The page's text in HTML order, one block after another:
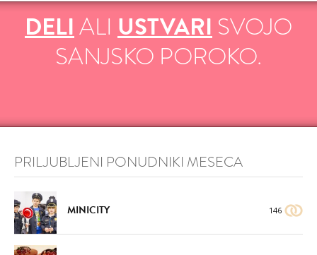
DELIALI USTVARI SVOJO
SANJSKO POROKO.
PRILJUBLJENI PONUDNIKI MESECA
MINICITY 146